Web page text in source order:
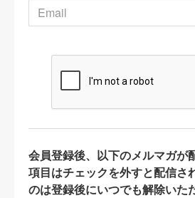
会員登録後、以下のメルマガが
項目はチェックを外すと配信さ
のは登録後にいつでも解除いた